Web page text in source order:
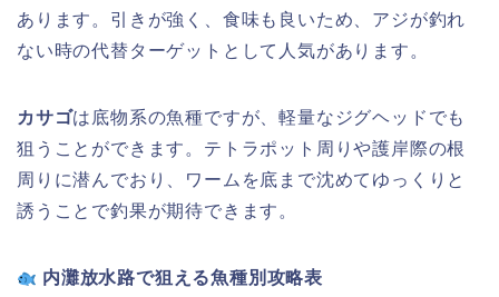
あります。引きが強く、食味も良いため、アジが釣れ
ない時の代替ターゲットとして人気があります。
カサゴは底物系の魚種ですが、軽量なジグヘッドでも
狙うことができます。テトラポット周りや護岸際の根
周りに潜んでおり、ワームを底まで沈めてゆっくりと
誘うことで釣果が期待できます。
内灘放水路で狙える魚種別攻略表